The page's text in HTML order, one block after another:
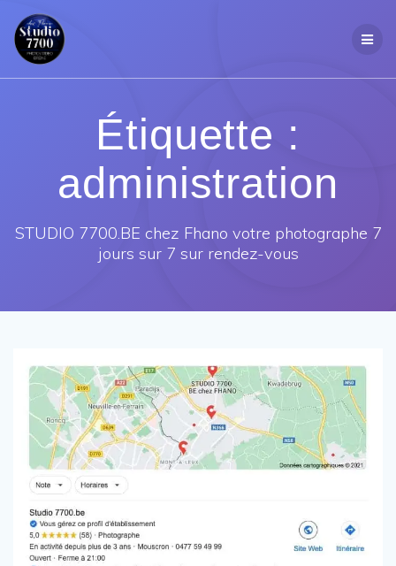
Étiquette :
administration
STUDIO 7700.BE chez Fhano votre photographe 7
jours sur 7 sur rendez-vous